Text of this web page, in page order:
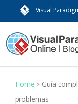
Visual
Home » Guía
problemas